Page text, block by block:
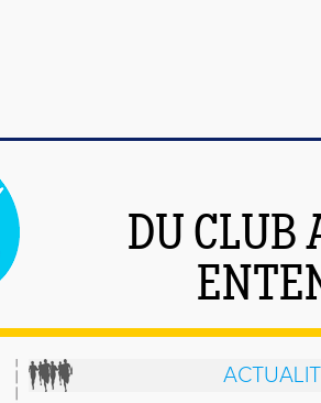
DU CLUB